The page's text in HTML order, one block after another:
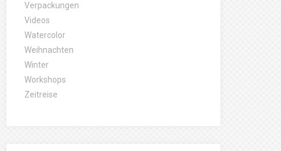
Verpackungen
Videos
Watercolor
Weihnachten
Winter
Workshops
Zeitreise